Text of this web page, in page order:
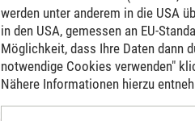
werden unter anderem in die USA
in den USA, gemessen an EU-
Möglichkeit, dass Ihre Daten dann
notwendige Cookies verwenden"
Nähere Informationen hierzu